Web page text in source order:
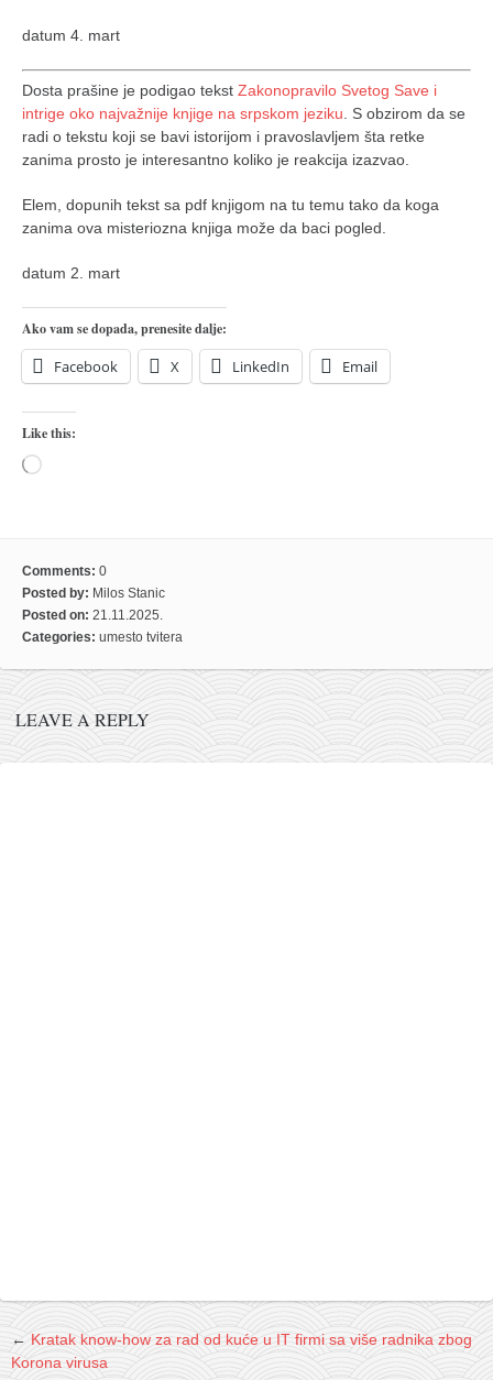
datum 4. mart
Dosta prašine je podigao tekst Zakonopravilo Svetog Save i
intrige oko najvažnije knjige na srpskom jeziku . S obzirom da se
radi o tekstu koji se bavi istorijom i pravoslavljem šta retke
zanima prosto je interesantno koliko je reakcija izazvao.
Elem, dopunih tekst sa pdf knjigom na tu temu tako da koga
zanima ova misteriozna knjiga može da baci pogled.
datum 2. mart
Ako vam se dopada, prenesite dalje:
Facebook X LinkedIn Email
Like this:
Loading…
Comments: 0
Posted by: Milos Stanic
Posted on: 21.11.2025.
Categories: umesto tvitera
LEAVE A REPLY
← Kratak know-how za rad od kuće u IT firmi sa više radnika zbog
Korona virusa